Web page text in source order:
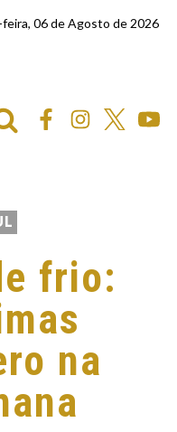
06 de Agosto de 2026
frio:
na